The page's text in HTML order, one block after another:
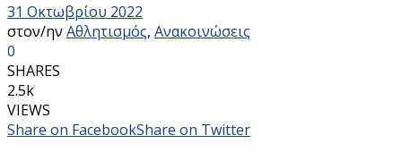
31 Οκτωβρίου 2022
στον/ην Αθλητισμός, Ανακοινώσεις
0
SHARES
2.5k
VIEWS
Share on FacebookShare on Twitter